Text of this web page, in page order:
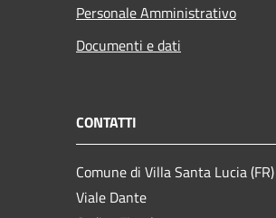
Personale Amministrativo
Documenti e dati
CONTATTI
Comune di Villa Santa Lucia (FR)
Viale Dante